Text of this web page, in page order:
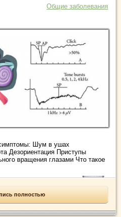
Общие заболевания
Шум в ушах
Дезориентация Приступы
вращения глазами Что такое
полностью